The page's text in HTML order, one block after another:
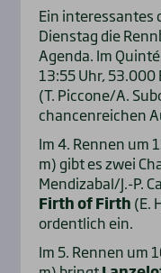
Ein interessantes
Dienstag die
Agenda. Im
13:55 Uhr,
(T. Piccone/A.
chancenreichen
Im 4. Rennen um
m) gibt es zwei
Mendizabal/J.-P.
Firth of Firth (E.
ordentlich ein.
Im 5. Rennen um